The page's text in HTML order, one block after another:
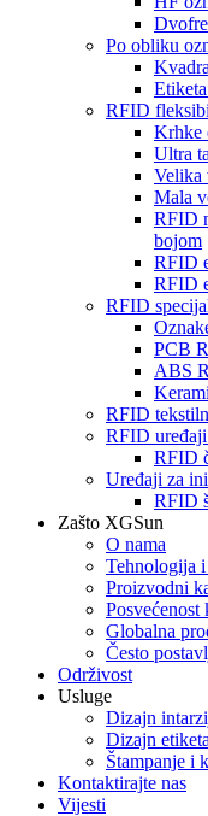
Po obliku
RFID
Krhke
Ultra
Velika
Mala
RFID
bojom
RFID
RFID
RFID
PCB
ABS
RFID
RFID
RFID
Uređaji za
RFID
Zašto XGSun
O nama
Tehnologija
Proizvodni
Posvećenost
Globalna
Često
Održivost
Usluge
Dizajn
Dizajn etiketa
Štampanje i
Kontaktirajte nas
Vijesti